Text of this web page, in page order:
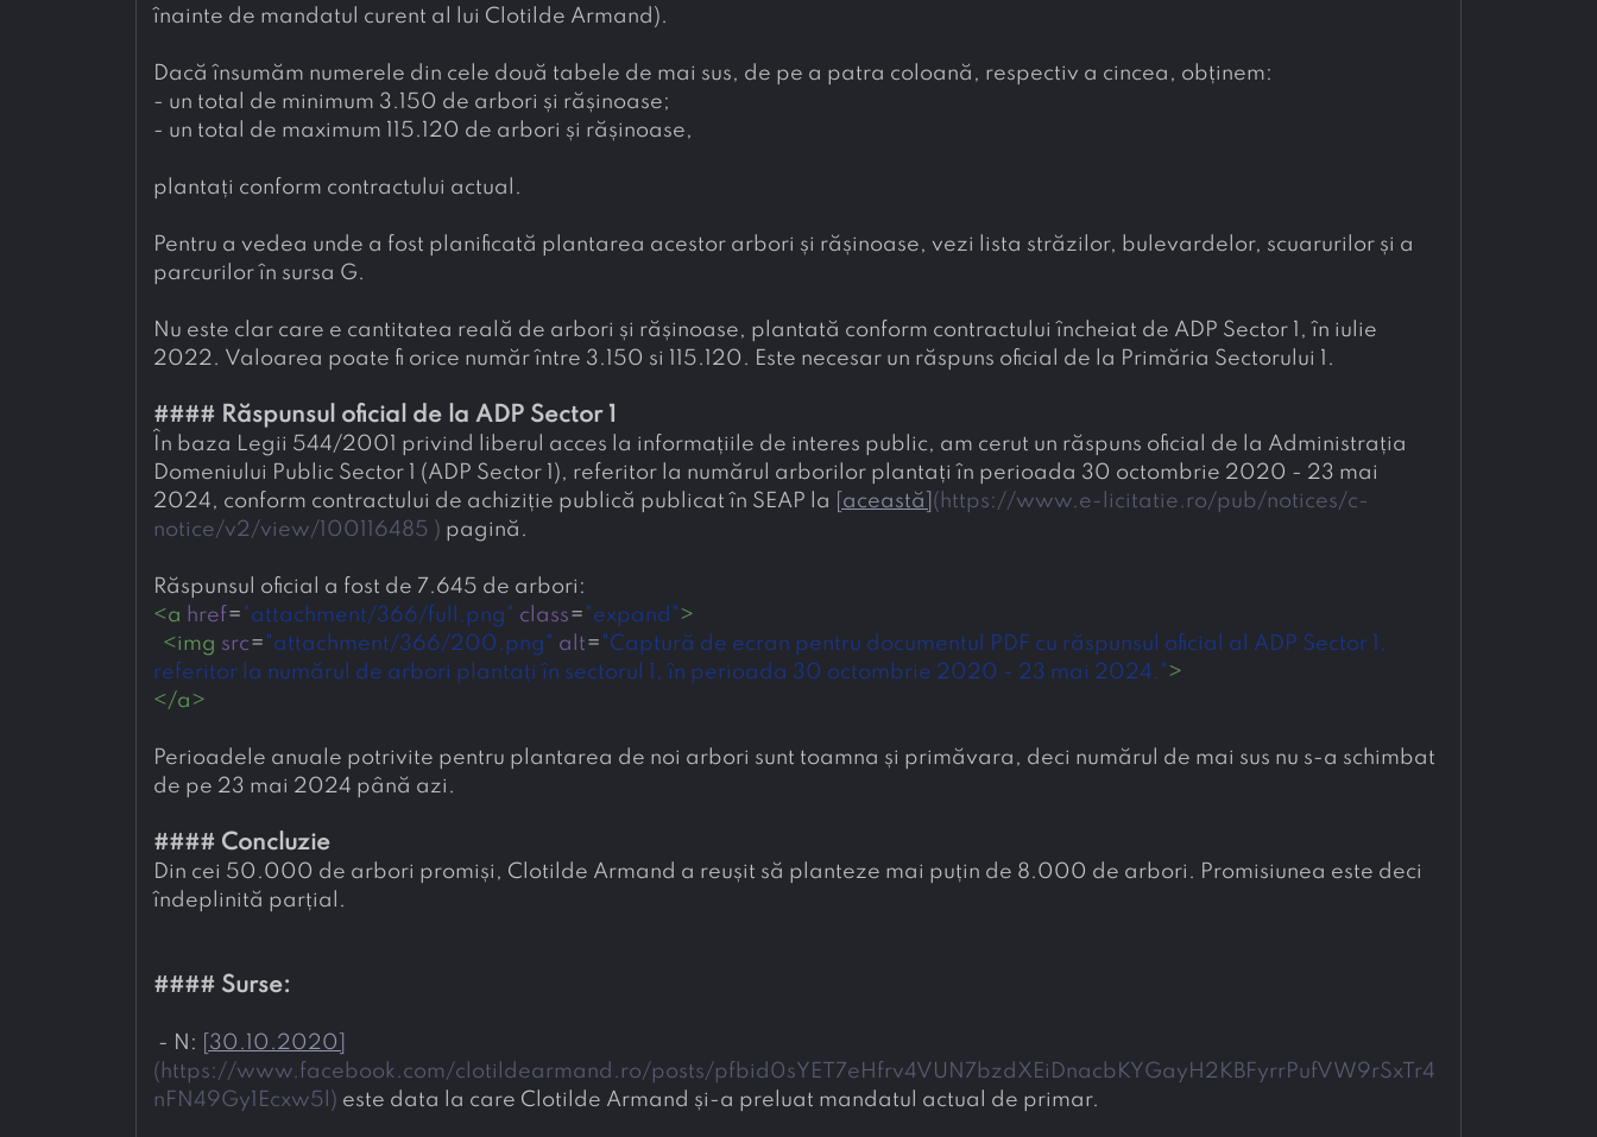
înainte de mandatul curent al lui Clotilde Armand).
Dacă însumăm numerele din cele două tabele de mai sus, de pe a patra coloană, respectiv a cincea, obținem:
- un total de minimum 3.150 de arbori și rășinoase;
- un total de maximum 115.120 de arbori și rășinoase,
plantați conform contractului actual.
Pentru a vedea unde a fost planificată plantarea acestor arbori și rășinoase, vezi lista străzilor, bulevardelor, scuarurilor și a
parcurilor în sursa G.
Nu este clar care e cantitatea reală de arbori și rășinoase, plantată conform contractului încheiat de ADP Sector 1, în iulie
2022. Valoarea poate fi orice număr între 3.150 si 115.120. Este necesar un răspuns oficial de la Primăria Sectorului 1.
#### Răspunsul oficial de la ADP Sector 1
În baza Legii 544/2001 privind liberul acces la informațiile de interes public, am cerut un răspuns oficial de la Administrația
Domeniului Public Sector 1 (ADP Sector 1), referitor la numărul arborilor plantați în perioada 30 octombrie 2020 - 23 mai
2024, conform contractului de achiziție publică publicat în SEAP la
această ( https://www.e-licitatie.ro/pub/notices/c-
notice/v2/view/100116485 ) pagină.
Răspunsul oficial a fost de 7.645 de arbori:
<a href= "attachment/366/full.png" class= "expand">
<img src= "attachment/366/200.png" alt= "Captură de ecran pentru documentul PDF cu răspunsul oficial al ADP Sector 1,
referitor la numărul de arbori plantați în sectorul 1, în perioada 30 octombrie 2020 - 23 mai 2024.">
</a>
Perioadele anuale potrivite pentru plantarea de noi arbori sunt toamna și primăvara, deci numărul de mai sus nu s-a schimbat
de pe 23 mai 2024 până azi.
#### Concluzie
Din cei 50.000 de arbori promiși, Clotilde Armand a reușit să planteze mai puțin de 8.000 de arbori. Promisiunea este deci
îndeplinită parțial.
#### Surse:
- N: 30.10.2020
( https://www.facebook.com/clotildearmand.ro/posts/pfbid0sYET7eHfrv4VUN7bzdXEiDnacbKYGayH2KBFyrrPufVW9rSxTr4
nFN49Gy1Ecxw5l ) este data la care Clotilde Armand și-a preluat mandatul actual de primar.